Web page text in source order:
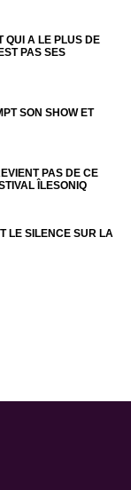
QUI A LE PLUS DE
PAS SES
SON SHOW ET
PAS DE CE
ÎLESONIQ
LE SILENCE SUR LA